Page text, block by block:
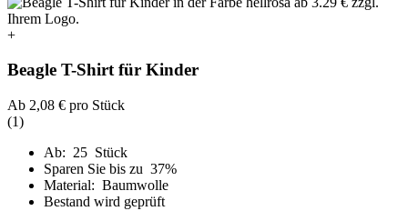
+
Beagle T-Shirt für Kinder
Ab 2,08 € pro Stück
(1)
Ab: 25 Stück
Sparen Sie bis zu 37%
Material: Baumwolle
Bestand wird geprüft